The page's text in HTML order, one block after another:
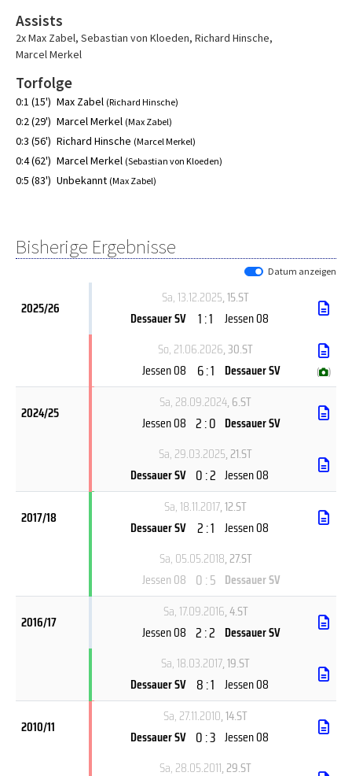
Assists
2x Max Zabel, Sebastian von Kloeden, Richard Hinsche,
Marcel Merkel
Torfolge
0:1 (15') Max Zabel (Richard Hinsche)
0:2 (29') Marcel Merkel (Max Zabel)
0:3 (56') Richard Hinsche (Marcel Merkel)
0:4 (62') Marcel Merkel (Sebastian von Kloeden)
0:5 (83') Unbekannt (Max Zabel)
Bisherige Ergebnisse
Datum anzeigen
2025/26
Sa, 13.12.2025, 15.ST
Dessauer SV 1 : 1
Jessen 08
So, 21.06.2026, 30.ST
Jessen 08
6 : 1 Dessauer SV ( )
2024/25
Sa, 28.09.2024, 6.ST
Jessen 08 2 : 0 Dessauer SV
Sa, 29.03.2025, 21.ST
Dessauer SV 0 : 2 Jessen 08
2017/18
Sa, 18.11.2017, 12.ST
Dessauer SV 2 : 1 Jessen 08
Sa, 05.05.2018, 27.ST
Jessen 08 0 : 5 Dessauer SV
2016/17
Sa, 17.09.2016, 4.ST
Jessen 08 2 : 2 Dessauer SV
Sa, 18.03.2017, 19.ST
Dessauer SV 8 : 1 Jessen 08
2010/11
Sa, 27.11.2010, 14.ST
Dessauer SV 0 : 3 Jessen 08
Sa, 28.05.2011, 29.ST